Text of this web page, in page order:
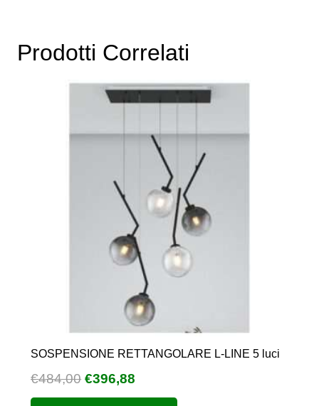
Prodotti Correlati
SOSPENSIONE RETTANGOLARE L-LINE 5 luci
€484,00 Il
prezzo
€396,88
prezzo